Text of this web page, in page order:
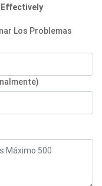
Effectively
Los Problemas